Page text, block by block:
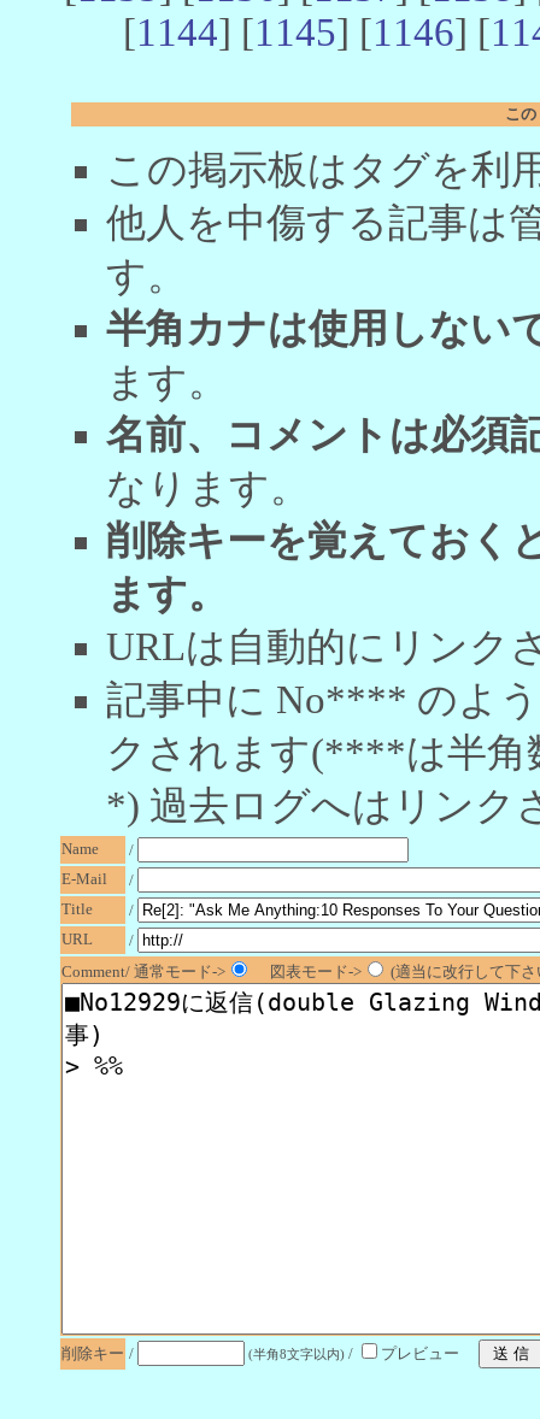
[1144] [1145] [1146] [
こ
この掲示板はタグを利
他人を中傷する記事は
す。
半角カナは使用しない
ます。
名前、コメントは必須
なります。
削除キーを覚えておく
ます。
URLは自動的にリンク
記事中に No**** のよ
クされます(****は半角
*) 過去ログへはリンク
Name
/
E-Mail
/
Title
/
URL
/
Comment/ 通常モード->
図表モード-> (適当に改行して下
削除キー / (半角8文字以内) / プレビュー